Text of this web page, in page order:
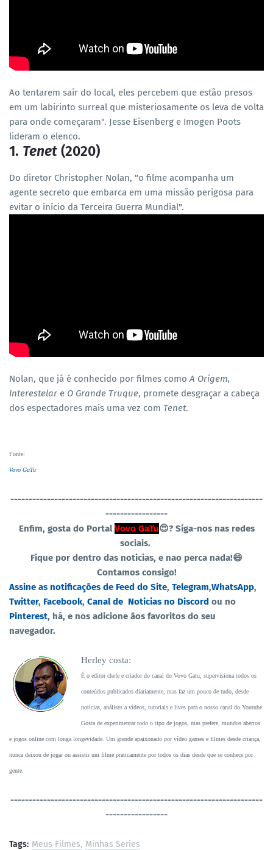
Ao tentarem sair do local, eles percebem que estão presos
em um labirinto surreal que misteriosamente os leva de volta
para onde começaram". Jesse Eisenberg e Imogen Poots
lideram o elenco.
1. Tenet (2020)
Do diretor Christopher Nolan, "o filme acompanha um
agente secreto que embarca em uma missão perigosa para
evitar o início da Terceira Guerra Mundial".
Nolan, que já é conhecido por filmes comoA Origem,
Interestelar e O Grande Truque, promete desgraçar a cabeça
dos espectadores mais uma vez com Tenet.
Fonte:
Vovo GaTu
---------------------------------------------------------------------
-----------------
Enfim, gosta do PortalVovo GaTu😍? Siga-nos nas redes
sociais.
Fique por dentro das noticias, e nao perca nada!😄
Contamos consigo!
Assine as notificações de Feed do Site, Telegram,WhatsApp,
Twitter, Facebook, Canal de Noticias no Discord ou no
Pinterest, há, e nos adicione ãos favoritos do seu
navegador.
Herley costa:
É o editor chefe e criador do canal do Vovo Gatu, supervisiona todos os
conteúdos publicados diariamente, mas faz um pouco de tudo, desde
notícias, análises a vídeos, tutoriais e lives para o nosso canal do Youtube.
Gosta de experimentar todo o tipo de jogos, mas prefere, mundos abertos
e jogos online com longa longevidade. Um grande apaixonado por vídeo games e filmes desde criança,
nunca deixou de jogar ou assistir um filme praticamente por todos os dias desde que se conhece por
gente.
---------------------------------------------------------------------
-----------------
Tags: Meus Filmes Minhas Series